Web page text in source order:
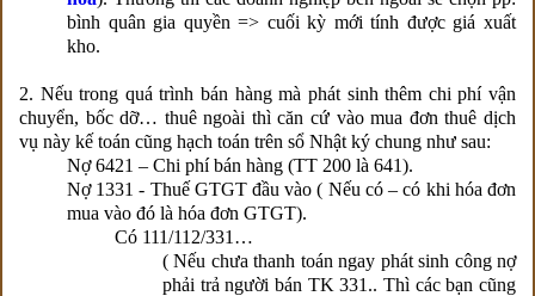
bình quân gia quyền => cuối kỳ mới tính được giá xuất
kho.
2. Nếu trong quá trình bán hàng mà phát sinh thêm chi phí vận
chuyển, bốc dỡ… thuê ngoài thì căn cứ vào mua đơn thuê dịch
vụ này kế toán cũng hạch toán trên sổ Nhật ký chung như sau:
Nợ 6421 – Chi phí bán hàng (TT 200 là 641).
Nợ 1331 - Thuế GTGT đầu vào ( Nếu có – có khi hóa đơn
mua vào đó là hóa đơn GTGT).
Có 111/112/331…
( Nếu chưa thanh toán ngay phát sinh công nợ
phải trả người bán TK 331.. Thì các bạn cũng